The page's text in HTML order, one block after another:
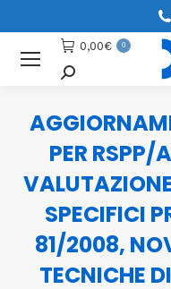
0,00€ 0
Cerca
PER RSPP/
SPECIFICI
81/2008,
TECNICHE